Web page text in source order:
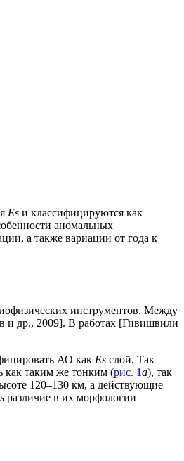
Es и классифицируются как
аномальных
а также вариации от года к
инструментов. Между
и др., 2009]. В работах [Гивишвили
АО как Es слой. Так
таким же тонким (рис. 1а), так
120–130 км, а действующие
различие в их морфологии